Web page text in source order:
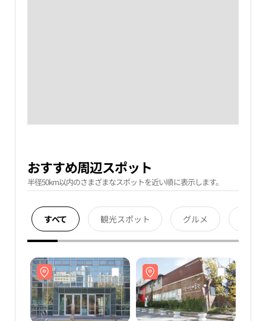
おすすめ周辺スポット
半径50km以内のさまざまなスポットを近い順に表示します。
すべて 観光スポット グルメ